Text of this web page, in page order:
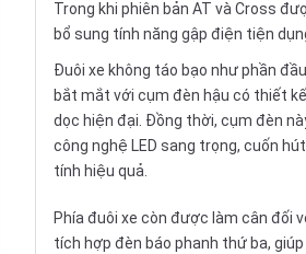
Trong khi phiên bản AT và Cross
bổ sung tính năng gập điện tiện
Đuôi xe không táo bạo như phần
bắt mắt với cụm đèn hậu có thiết
dọc hiện đại. Đồng thời, cụm đèn
công nghệ LED sang trọng, cuốn
tính hiệu quả.
Phía đuôi xe còn được làm cân đối
tích hợp đèn báo phanh thứ ba,